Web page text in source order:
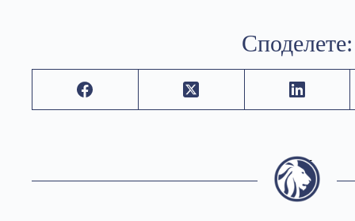
Споделете: